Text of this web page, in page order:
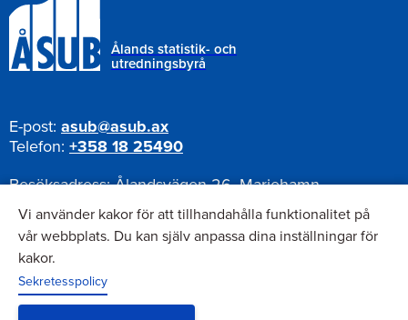
Ålands statistik- och
utredningsbyrå
E-post: asub@asub.ax
Telefon: +358 18 25490
Besöksadress:Ålandsvägen 26, Mariehamn
Postadress:
Pb 1187, AX-22111 Mariehamn
Nyhetsbrev
Anmäl dig till vårt nyhetsbrev
Vi använder kakor för att tillhandahålla funktionalitet på
vår webbplats. Du kan själv anpassa dina inställningar för
kakor.
Sekretesspolicy